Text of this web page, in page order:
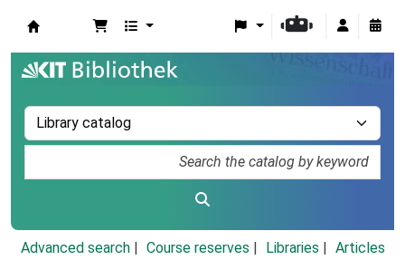
Advanced search Course reserves Libraries
Articles